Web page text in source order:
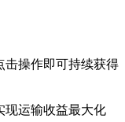
击操作即可持续获得
现运输收益最大化